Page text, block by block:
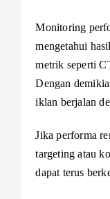
Monitoring
mengetahui
metrik seperti
Dengan
iklan berjalan
Jika performa
targeting atau
dapat terus